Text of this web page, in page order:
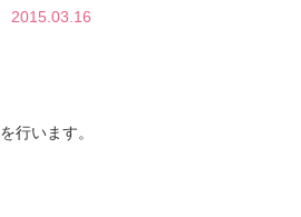
2015.03.16
行います。